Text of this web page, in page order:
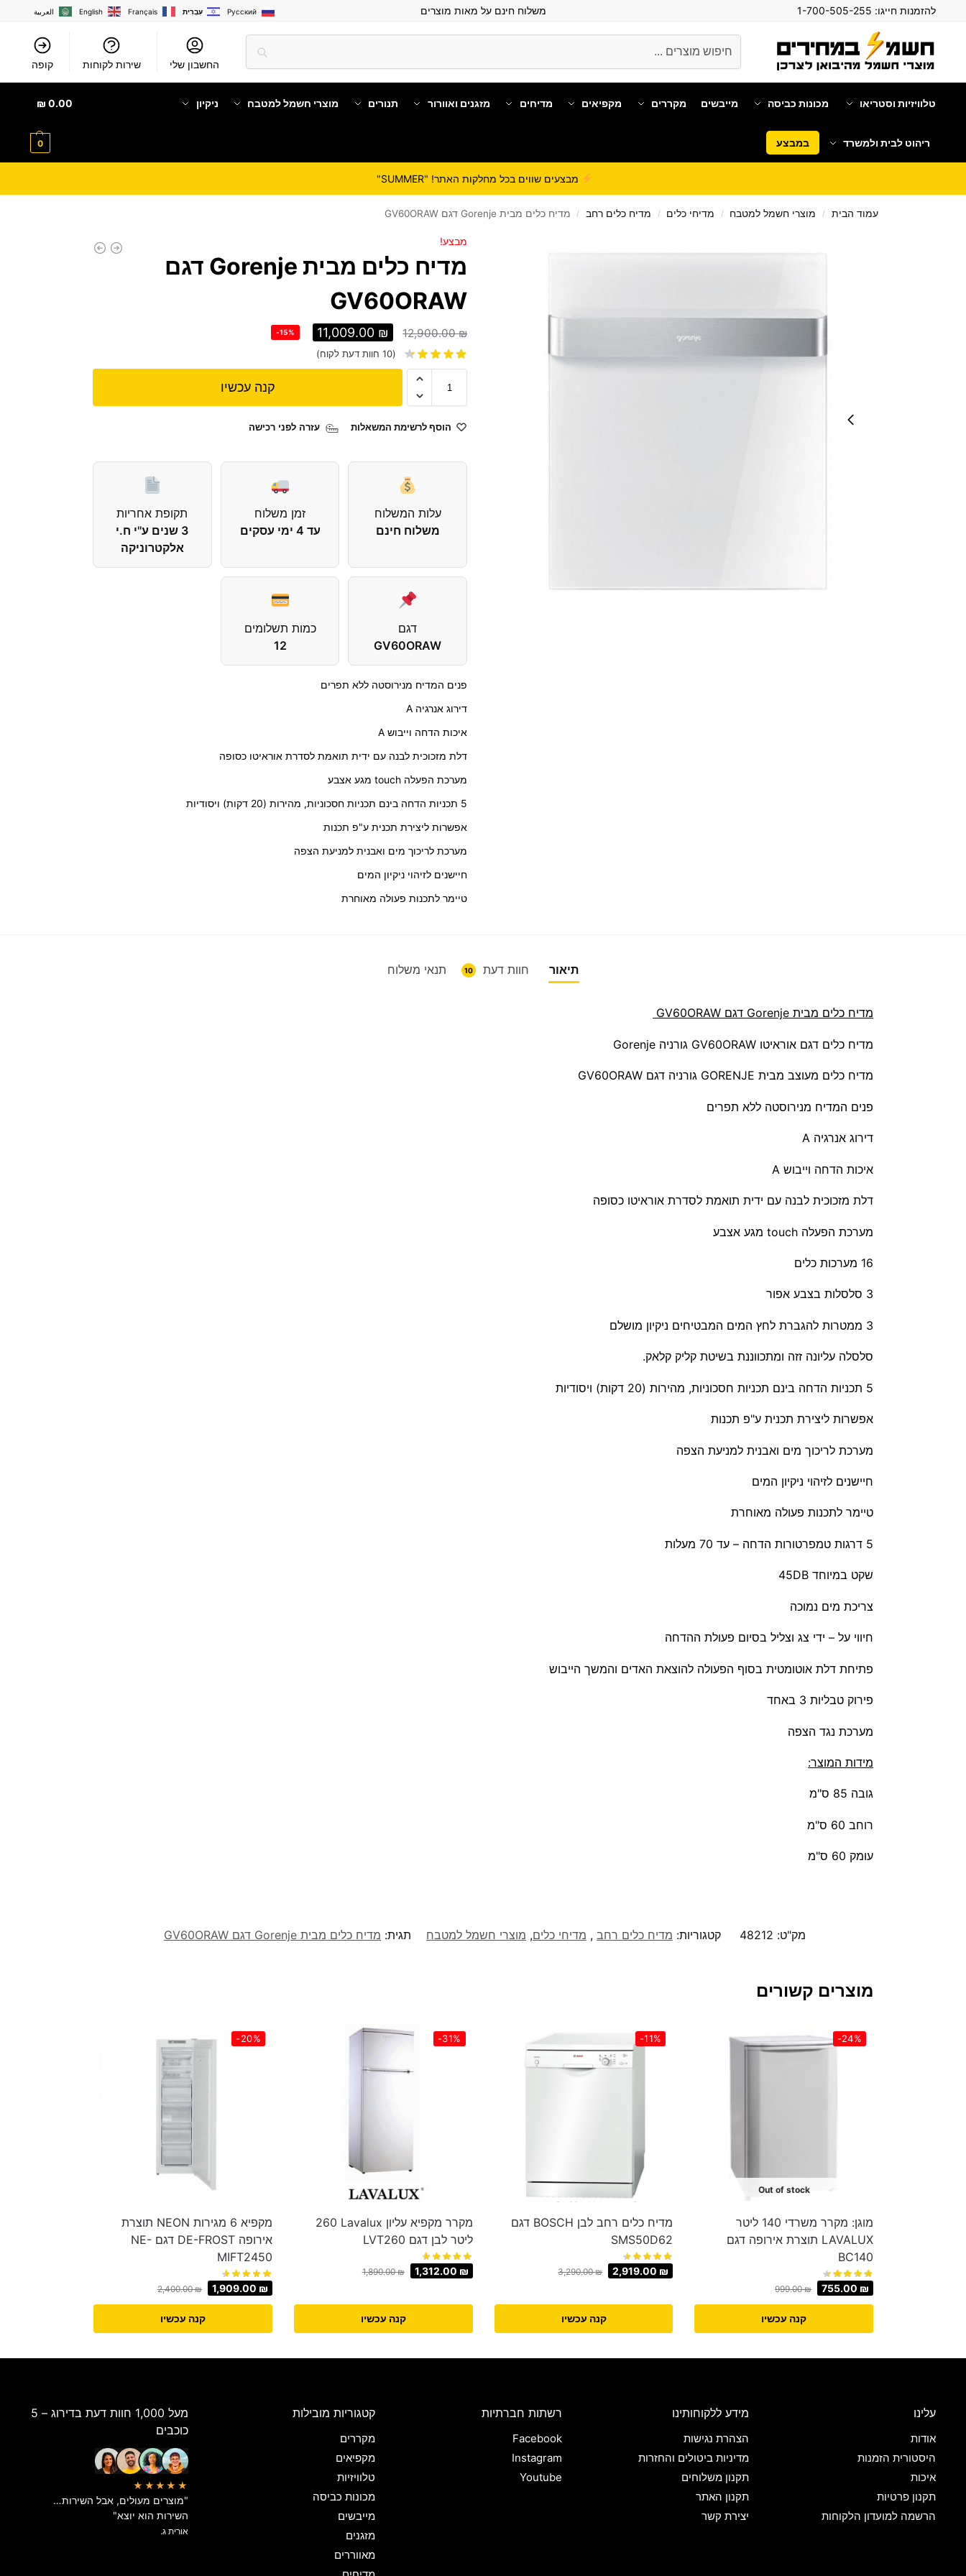
להזמנות חייגו: משלוח חינם על מאות מוצרים العربية English Français עִבְרִית Русский
החשבון שלי שירות לקוחות קופה
טלוויזיות וסטריאו מכונות כביסה מייבשים מקררים מקפיאים מדיחים מזגנים ואוורור תנורים מוצרי חשמל למטבח ניקיון
ריהוט לבית ולמשרד במבצע
0.00
₪
0
מבצעים שווים בכל מחלקות האתר! "SUMMER"
עמוד הבית / מוצרי חשמל למטבח / מדיחי כלים / מדיח כלים רחב / מדיח כלים מבית Gorenje דגם GV60ORAW
מבצע!
מדיח כלים מבית Gorenje דגם
GV60ORAW
12,900.00₪
11,009.00 ₪
-15%
(
10 חוות דעת לקוח)
קנה עכשיו
הוסף לרשימת המשאלות עזרה לפני רכישה
עלות המשלוח
משלוח חינם
זמן משלוח
עד 4 ימי עסקים
תקופת אחריות
3 שנים ע''י ח.י
אלקטרוניקה
דגם
GV60ORAW
כמות תשלומים
12
פנים המדיח מנירוסטה ללא תפרים
דירוג אנרגיה A
איכות הדחה וייבוש A
דלת מזכוכית לבנה עם ידית תואמת לסדרת אוראיטו כסופה
מערכת הפעלה touch מגע אצבע
5 תכניות הדחה בינם תכניות חסכוניות, מהירות (20 דקות) ויסודיות
אפשרות ליצירת תכנית ע"פ תכנות
מערכת לריכוך מים ואבנית למניעת הצפה
חיישנים לזיהוי ניקיון המים
טיימר לתכנות פעולה מאוחרת
תיאור חוות דעת 10 תנאי משלוח
מדיח כלים מבית Gorenje דגם GV60ORAW
מדיח כלים דגם אוראיטו GV60ORAW גורניה Gorenje
מדיח כלים מעוצב מבית GORENJE גורניה דגם GV60ORAW
פנים המדיח מנירוסטה ללא תפרים
דירוג אנרגיה A
איכות הדחה וייבוש A
דלת מזכוכית לבנה עם ידית תואמת לסדרת אוראיטו כסופה
מערכת הפעלה touch מגע אצבע
16 מערכות כלים
3 סלסלות בצבע אפור
3 ממטרות להגברת לחץ המים המבטיחים ניקיון מושלם
סלסלה עליונה זזה ומתכווננת בשיטת קליק קלאק.
5 תכניות הדחה בינם תכניות חסכוניות, מהירות (20 דקות) ויסודיות
אפשרות ליצירת תכנית ע"פ תכנות
מערכת לריכוך מים ואבנית למניעת הצפה
חיישנים לזיהוי ניקיון המים
טיימר לתכנות פעולה מאוחרת
5 דרגות טמפרטורות הדחה – עד 70 מעלות
שקט במיוחד 45DB
צריכת מים נמוכה
חיווי על – ידי צג וצליל בסיום פעולת ההדחה
פתיחת דלת אוטומטית בסוף הפעולה להוצאת האדים והמשך הייבוש
פירוק טבליות 3 באחד
מערכת נגד הצפה
מידות המוצר:
גובה 85 ס"מ
רוחב 60 ס"מ
עומק 60 ס"מ
מק"ט: 48212 קטגוריות: מדיח כלים רחב , מדיחי כלים, מוצרי חשמל למטבח תגית: מדיח כלים מבית Gorenje דגם GV60ORAW
מוצרים קשורים
-24%
Out of stock
מוגן: מקרר משרדי 140 ליטר
LAVALUX תוצרת אירופה דגם
BC140
999.00₪ 755.00 ₪
קנה עכשיו
-11%
מדיח כלים רחב לבן BOSCH דגם
SMS50D62
3,290.00₪ 2,919.00 ₪
קנה עכשיו
-31%
מקרר מקפיא עליון Lavalux ‏260
‏ליטר לבן דגם LVT260
1,890.00₪ 1,312.00 ₪
קנה עכשיו
-20%
מקפיא 6 מגירות NEON תוצרת
אירופה DE-FROST דגם NE-
MIFT2450
2,400.00₪ 1,909.00 ₪
קנה עכשיו
עלינו
אודות
היסטורית הזמנות
איכות
תקנון פרטיות
הרשמה למועדון הלקוחות
מידע ללקוחותינו
הצהרת נגישות
מדיניות ביטולים והחזרות
תקנון משלוחים
תקנון האתר
יצירת קשר
רשתות חברתיות
Facebook
Instagram
Youtube
קטגוריות מובילות
מקררים
מקפיאים
טלוויזיות
מכונות כביסה
מייבשים
מזגנים
מאווררים
מעל 1,000 חוות דעת בדירוג – 5
כוכבים
★★★★★
"מוצרים מעולים, אבל השירות…
השירות הוא יוצא"
אורית ג.